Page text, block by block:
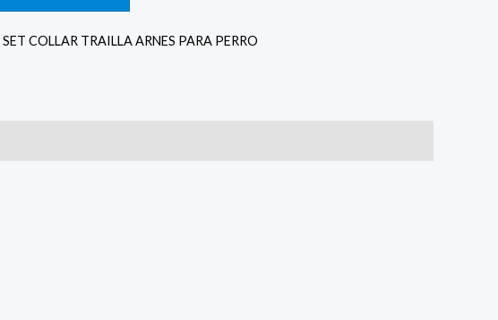
SET COLLAR TRAILLA ARNES PARA PERRO